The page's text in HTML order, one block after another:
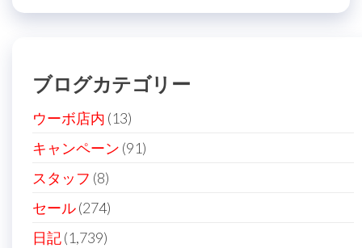
ゲ
シ
ョ
ン
ブログカテゴリー
ウーボ店内 (13)
キャンペーン (91)
スタッフ (8)
セール(274)
日記(1,739)